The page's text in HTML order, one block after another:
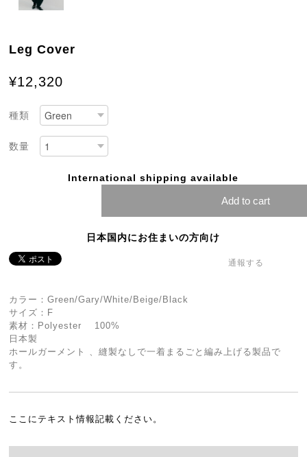
Leg Cover
¥12,320
種類
数量
International shipping available
Add to cart
日本国内にお住まいの方向け
通報する
カラー：Green/Gary/White/Beige/Black
サイズ：F
素材：Polyester 100%
日本製
ホールガーメント 、縫製なしで一着まるごと編み上げる製品で
す。
ここにテキスト情報記載ください。